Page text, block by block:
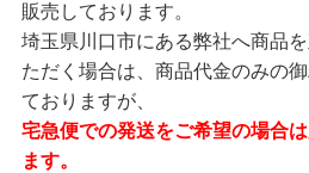
販売しております。
埼玉県川口市にある弊社へ商品
ただく場合は、商品代金のみの
ておりますが、
宅急便での発送をご希望の場合
ます。